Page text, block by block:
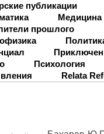
публикации
Медицина
прошлого
Психология
Relata